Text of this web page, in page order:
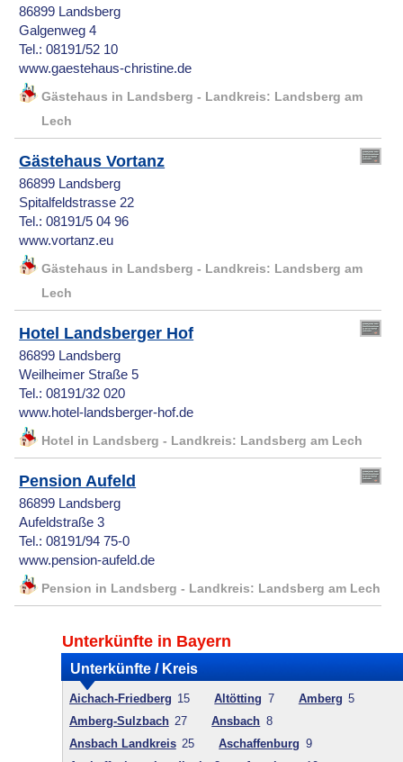
86899 Landsberg
Galgenweg 4
Tel.: 08191/52 10
www.gaestehaus-christine.de
Gästehaus in Landsberg - Landkreis: Landsberg am
Lech
Gästehaus Vortanz
86899 Landsberg
Spitalfeldstrasse 22
Tel.: 08191/5 04 96
www.vortanz.eu
Gästehaus in Landsberg - Landkreis: Landsberg am
Lech
Hotel Landsberger Hof
86899 Landsberg
Weilheimer Straße 5
Tel.: 08191/32 020
www.hotel-landsberger-hof.de
Hotel in Landsberg - Landkreis: Landsberg am Lech
Pension Aufeld
86899 Landsberg
Aufeldstraße 3
Tel.: 08191/94 75-0
www.pension-aufeld.de
Pension in Landsberg - Landkreis: Landsberg am Lech
Unterkünfte in Bayern
Unterkünfte / Kreis
Aichach-Friedberg 15 Altötting 7 Amberg 5
Amberg-Sulzbach 27 Ansbach 8
Ansbach Landkreis 25 Aschaffenburg 9